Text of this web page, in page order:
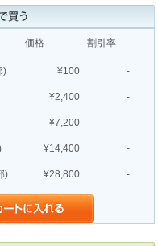
価格 割引率
) ¥100 -
¥2,400 -
¥7,200 -
¥14,400 -
) ¥28,800 -